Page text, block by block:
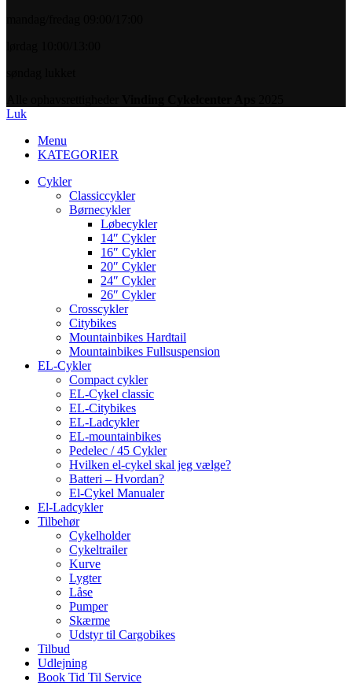
Luk
Menu
KATEGORIER
Cykler
Classiccykler
Børnecykler
Løbecykler
14″ Cykler
16″ Cykler
20″ Cykler
24″ Cykler
26″ Cykler
Crosscykler
Citybikes
Mountainbikes Hardtail
Mountainbikes Fullsuspension
EL-Cykler
Compact cykler
EL-Cykel classic
EL-Citybikes
EL-Ladcykler
EL-mountainbikes
Pedelec / 45 Cykler
Hvilken el-cykel skal jeg vælge?
Batteri – Hvordan?
El-Cykel Manualer
El-Ladcykler
Tilbehør
Cykelholder
Cykeltrailer
Kurve
Lygter
Låse
Pumper
Skærme
Udstyr til Cargobikes
Tilbud
Udlejning
Book Tid Til Service